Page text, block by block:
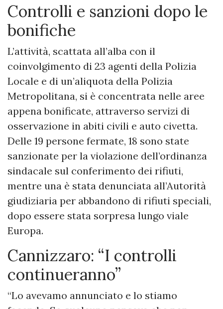
Controlli e sanzioni dopo le
bonifiche
L’attività, scattata all’alba con il
coinvolgimento di 23 agenti della Polizia
Locale e di un’aliquota della Polizia
Metropolitana, si è concentrata nelle aree
appena bonificate, attraverso servizi di
osservazione in abiti civili e auto civetta.
Delle 19 persone fermate, 18 sono state
sanzionate per la violazione dell’ordinanza
sindacale sul conferimento dei rifiuti,
mentre una è stata denunciata all’Autorità
giudiziaria per abbandono di rifiuti speciali,
dopo essere stata sorpresa lungo viale
Europa.
Cannizzaro: “I controlli
continueranno”
“Lo avevamo annunciato e lo stiamo